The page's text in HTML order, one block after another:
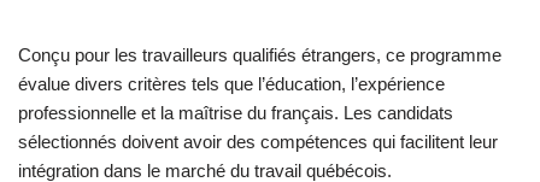
Conçu pour les travailleurs qualifiés étrangers, ce programme
évalue divers critères tels que l’éducation, l’expérience
professionnelle et la maîtrise du français. Les candidats
sélectionnés doivent avoir des compétences qui facilitent leur
intégration dans le marché du travail québécois.